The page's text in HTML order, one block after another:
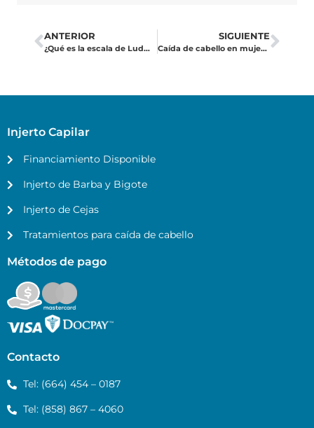
ANTERIOR
¿Qué es la escala de Ludwig? Explicación de la alopecia femenina
SIGUIENTE
Caída de cabello en mujeres: causas, soluciones y cuándo considerar un injerto.
Injerto Capilar
Financiamiento Disponible
Injerto de Barba y Bigote
Injerto de Cejas
Tratamientos para caída de cabello
Métodos de pago
Contacto
Tel: (664) 454 – 0187
Tel: (858) 867 – 4060